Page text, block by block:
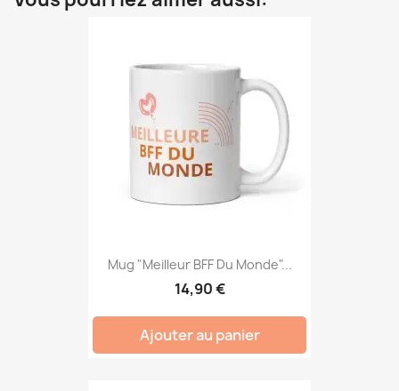
Mug "Meilleur BFF Du Monde"...
14,90 €
Ajouter au panier